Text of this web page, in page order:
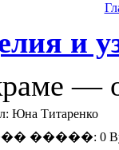
и
—
Юна Титаренко
�����: 0